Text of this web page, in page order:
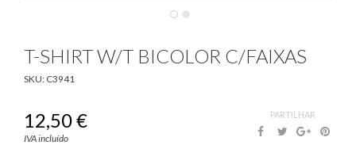
T-SHIRT W/T BICOLOR C/FAIXAS
SKU: C3941
Alta
Visibilidade
12,50 €
IVA incluído
PARTILHAR